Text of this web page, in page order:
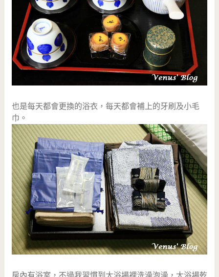
也是每天都會更換的浴衣，每天都會補上的牙刷及小毛
巾。
房內有浴室，不過我習慣到大浴場裡洗澡泡澡，大浴場乾